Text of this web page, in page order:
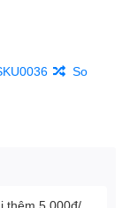
So
thêm 5.000đ/